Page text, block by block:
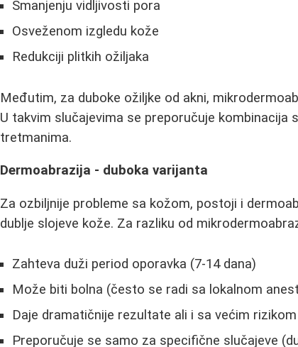
Smanjenju vidljivosti pora
Osveženom izgledu kože
Redukciji plitkih ožiljaka
Međutim, za duboke ožiljke od akni,
U takvim slučajevima se preporučuje kombinacija
tretmanima.
Dermoabrazija - duboka varijanta
Za ozbiljnije probleme sa kožom, postoji i
dublje slojeve kože. Za razliku od
Zahteva duži period oporavka (7-14 dana)
Može biti bolna (često se radi sa lokalnom
Daje dramatičnije rezultate ali i sa većim
Preporučuje se samo za specifične slučajeve